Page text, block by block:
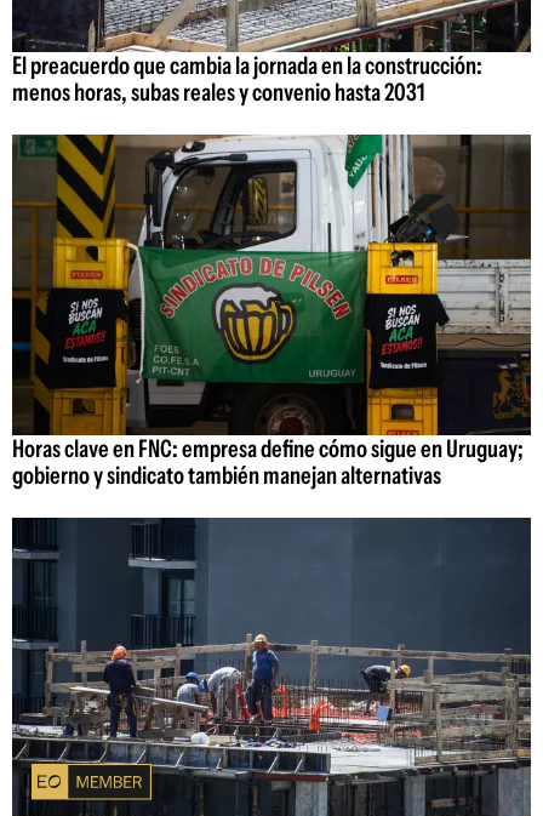
El preacuerdo que cambia la jornada en la construcción:
menos horas, subas reales y convenio hasta 2031
Horas clave en FNC: empresa define cómo sigue en Uruguay;
gobierno y sindicato también manejan alternativas